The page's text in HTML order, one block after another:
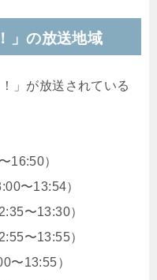
」の放送地域
」が放送されている
16:50）
〜13:54）
〜13:30）
〜13:55）
〜13:55）